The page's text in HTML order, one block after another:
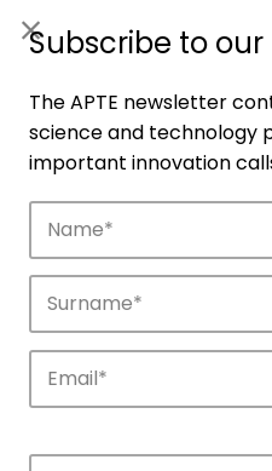
Discover the
Subscribe to
The APTE newsletter
science and technology
important innovation